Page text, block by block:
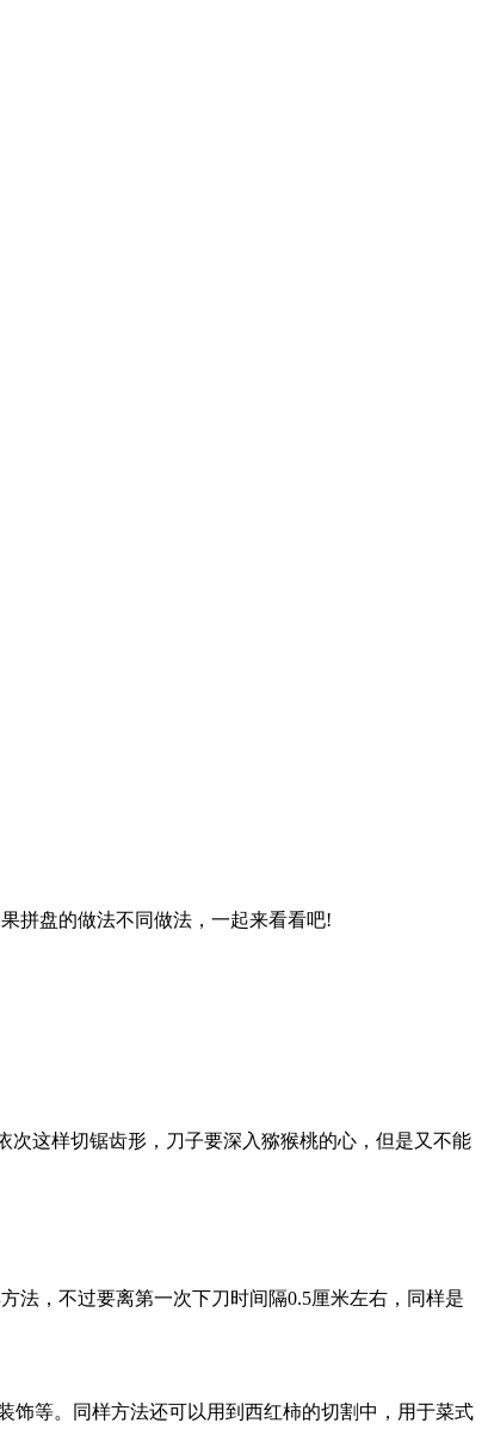
拼盘的做法不同做法，一起来看看吧!
次这样切锯齿形，刀子要深入猕猴桃的心，但是又不能
法，不过要离第一次下刀时间隔0.5厘米左右，同样是
饰等。同样方法还可以用到西红柿的切割中，用于菜式